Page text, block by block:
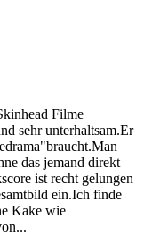
Filme
sehr unterhaltsam.Er
das jemand direkt
ist recht gelungen
ein.Ich finde
Kake wie